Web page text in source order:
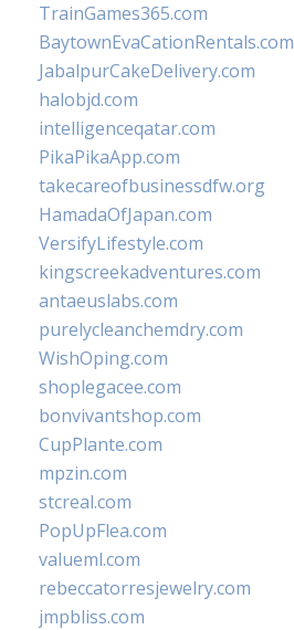
TrainGames365.com
BaytownEvaCationRentals.com
JabalpurCakeDelivery.com
halobjd.com
intelligenceqatar.com
PikaPikaApp.com
takecareofbusinessdfw.org
HamadaOfJapan.com
VersifyLifestyle.com
kingscreekadventures.com
antaeuslabs.com
purelycleanchemdry.com
WishOping.com
shoplegacee.com
bonvivantshop.com
CupPlante.com
mpzin.com
stcreal.com
PopUpFlea.com
valueml.com
rebeccatorresjewelry.com
jmpbliss.com